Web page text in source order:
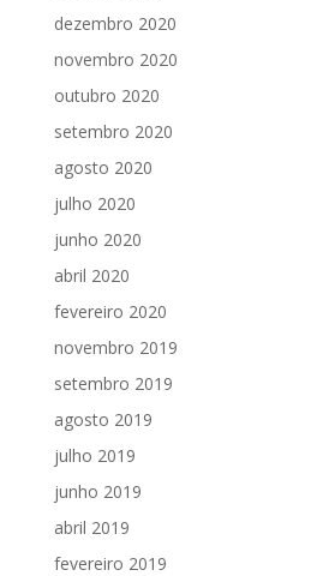
dezembro 2020
novembro 2020
outubro 2020
setembro 2020
agosto 2020
julho 2020
junho 2020
abril 2020
fevereiro 2020
novembro 2019
setembro 2019
agosto 2019
julho 2019
junho 2019
abril 2019
fevereiro 2019